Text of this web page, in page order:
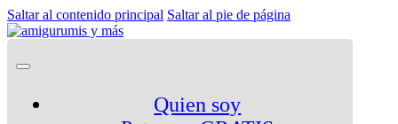
Saltar al contenido principal Saltar al pie de página
Quien soy